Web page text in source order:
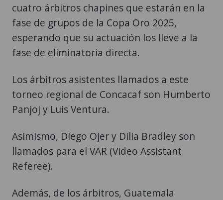
cuatro árbitros chapines que estarán en la
fase de grupos de la Copa Oro 2025,
esperando que su actuación los lleve a la
fase de eliminatoria directa.
Los árbitros asistentes llamados a este
torneo regional de Concacaf son Humberto
Panjoj y Luis Ventura.
Asimismo, Diego Ojer y Dilia Bradley son
llamados para el VAR (Video Assistant
Referee).
Además, de los árbitros, Guatemala